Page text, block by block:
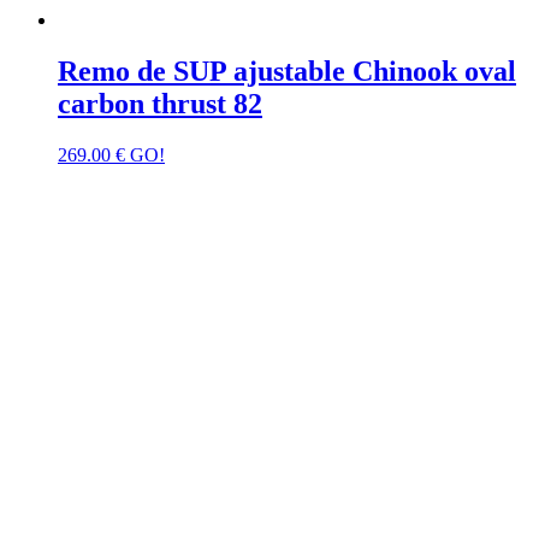
Remo de SUP ajustable Chinook oval
carbon thrust 82
269.00 € GO!